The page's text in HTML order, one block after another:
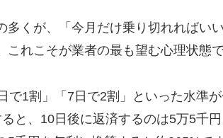
多くが、「今月だけ乗り切れればい
これこそが業者の最も望む心理状態で
で1割」「7日で2割」といった水準
と、10日後に返済するのは5万5千